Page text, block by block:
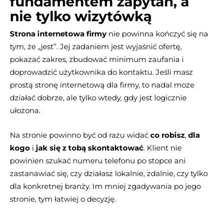
nie tylko wizytówką
Strona internetowa firmy nie powinna kończyć się na
tym, że „jest”. Jej zadaniem jest wyjaśnić ofertę,
pokazać zakres, zbudować minimum zaufania i
doprowadzić użytkownika do kontaktu. Jeśli masz
prostą stronę internetową dla firmy, to nadal może
działać dobrze, ale tylko wtedy, gdy jest logicznie
ułożona.
Na stronie powinno być od razu widać co robisz, dla
kogo i jak się z tobą skontaktować. Klient nie
powinien szukać numeru telefonu po stopce ani
zastanawiać się, czy działasz lokalnie, zdalnie, czy tylko
dla konkretnej branży. Im mniej zgadywania po jego
stronie, tym łatwiej o decyzję.